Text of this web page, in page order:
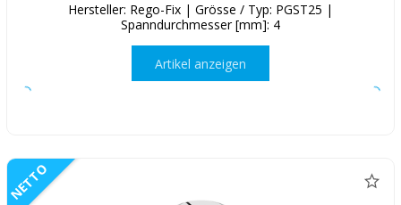
Hersteller: Rego-Fix | Grösse / Typ: PGST25 |
Spanndurchmesser [mm]: 4
Artikel anzeigen
NETTO